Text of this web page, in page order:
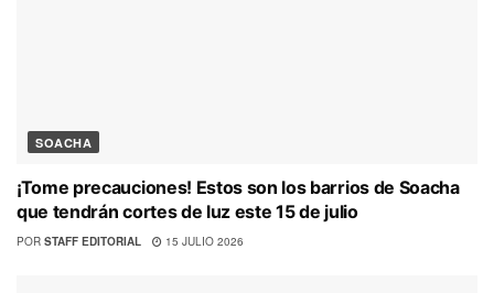
SOACHA
¡Tome precauciones! Estos son los barrios de Soacha
que tendrán cortes de luz este 15 de julio
POR STAFF EDITORIAL 15 JULIO 2026